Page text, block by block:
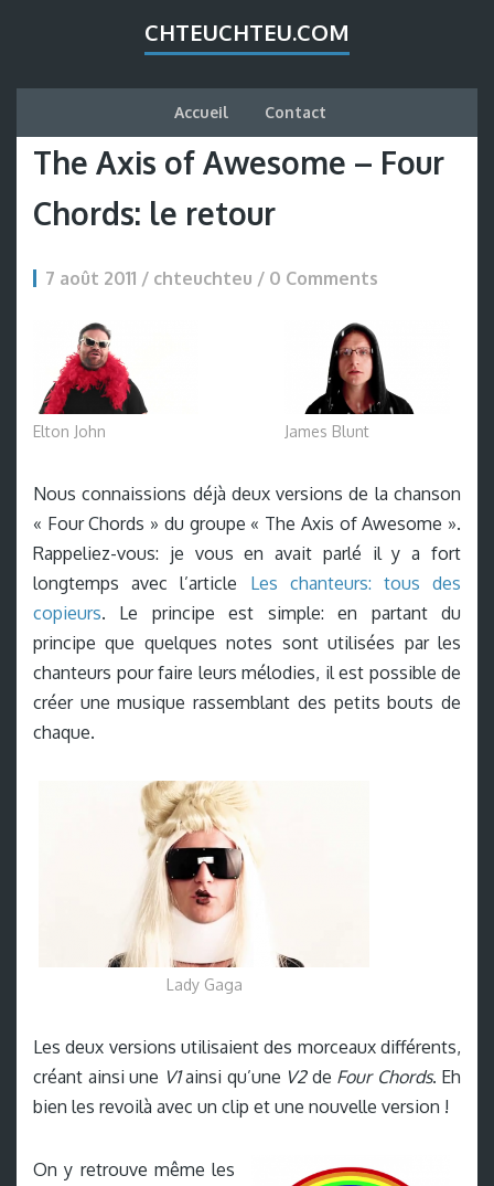
CHTEUCHTEU.COM
Accueil Contact
The Axis of Awesome – Four
Chords: le retour
7 août 2011 / chteuchteu / 0 Comments
James Blunt
Elton John
Nous connaissions déjà deux versions de la chanson
« Four Chords » du groupe « The Axis of Awesome ».
Rappeliez-vous: je vous en avait parlé il y a fort
longtemps avec l’article Les chanteurs: tous des
copieurs. Le principe est simple: en partant du
principe que quelques notes sont utilisées par les
chanteurs pour faire leurs mélodies, il est possible de
créer une musique rassemblant des petits bouts de
chaque.
Lady Gaga
Les deux versions utilisaient des morceaux différents,
créant ainsi une V1ainsi qu’une V2de Four Chords. Eh
bien les revoilà avec un clip et une nouvelle version !
On y retrouve même les